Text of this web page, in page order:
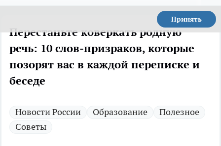
Принять
Перестаньте коверкать родную
речь: 10 слов-призраков, которые
позорят вас в каждой переписке и
беседе
Новости России Образование
Полезное
Советы